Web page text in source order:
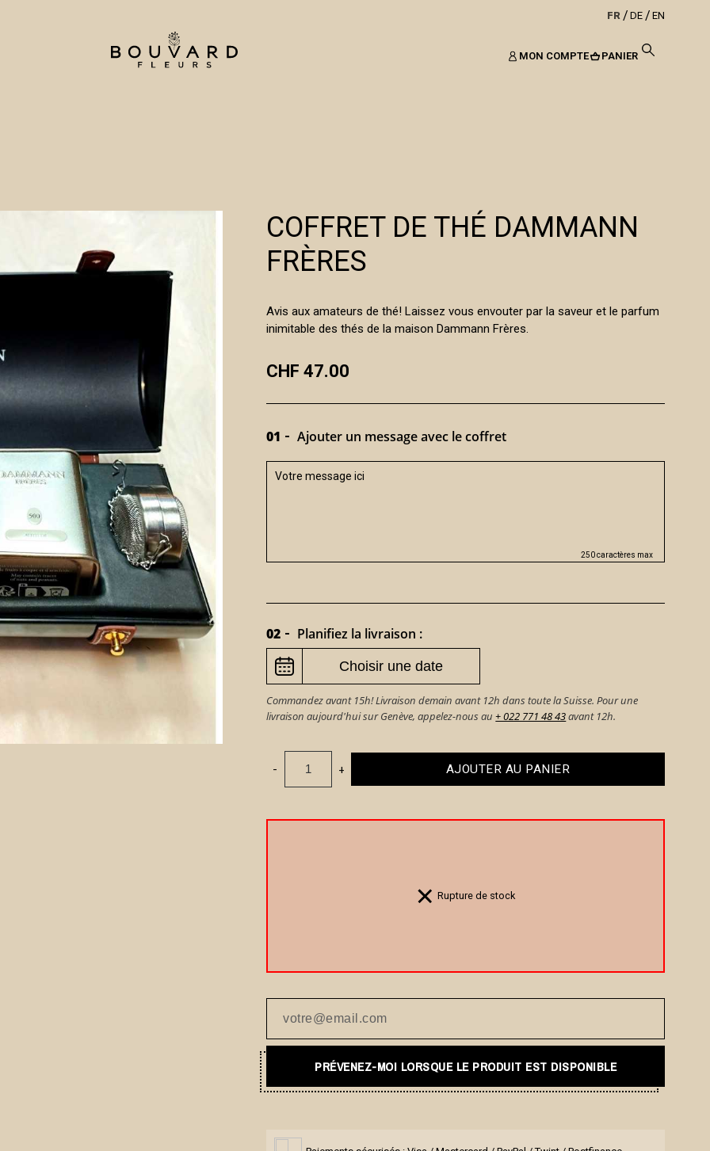
FR DE EN
MON COMPTE PANIER
COFFRET DE THÉ DAMMANN
FRÈRES
Avis aux amateurs de thé! Laissez vous envouter par la saveur et le parfum
inimitable des thés de la maison Dammann Frères.
CHF 47.00
01 Ajouter un message avec le coffret
250 caractères max
02 Planifiez la livraison :
Commandez avant 15h! Livraison demain avant 12h dans toute la Suisse. Pour une
livraison aujourd'hui sur Genève, appelez-nous au+ 022 771 48 43avant 12h.
- + AJOUTER AU PANIER
Rupture de stock
PRÉVENEZ-MOI LORSQUE LE PRODUIT EST DISPONIBLE